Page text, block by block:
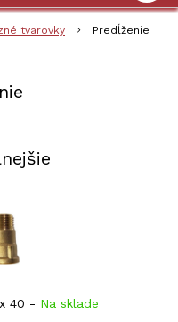
tvarovky Predĺženie
40 - Na sklade